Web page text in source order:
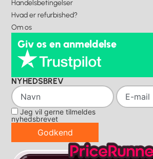
Handelsbetingelser
Hvad er refurbished?
Om os
Giv os en anmeldelse
NYHEDSBREV
Jeg vil gerne tilmeldes
nyhedsbrevet
Godkend